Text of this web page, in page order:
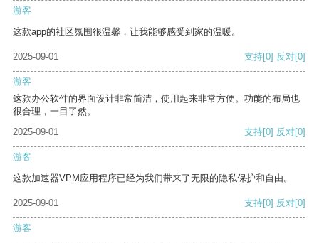
游客
这款app的社区氛围很温馨，让我能够感受到家的温暖。
2025-09-01 支持[0] 反对[0]
游客
这款办公软件的界面设计非常简洁，使用起来非常方便。功能的布局也
很合理，一目了然。
2025-09-01
支持[0] 反对[0]
游客
这款加速器VPM应用程序已经为我们带来了无限的隐私保护和自由。
2025-09-01 支持[0] 反对[0]
游客